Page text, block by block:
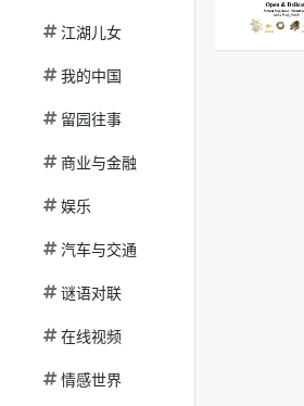
江湖儿女
我的中国
留园往事
商业与金融
娱乐
汽车与交通
谜语对联
在线视频
情感世界